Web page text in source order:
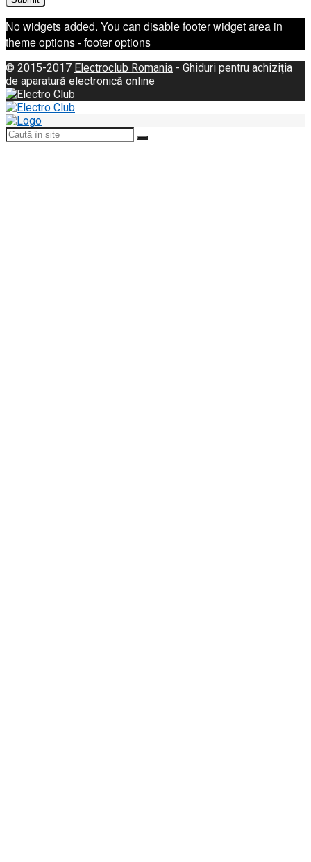
No widgets added. You can disable footer widget area in
theme options - footer options
© 2015-2017 Electroclub Romania - Ghiduri pentru achiziția
de aparatură electronică online